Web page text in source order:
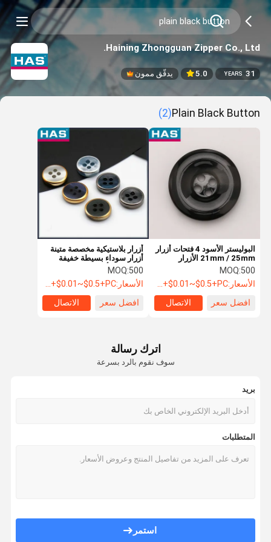
Haining Zhongguan Zipper Co., Ltd.
31
YEARS
5.0 يدقّق ممون
Plain Black Button
(2)
أزرار بلاستيكية مخصصة متينة
أزرار سوداء بسيطة خفيفة
الحساسية أحجام مختلفة
MOQ:500
الأسعار:USD+$0.01~$0.5+PC
افضل سعر
الاتصال
البوليستر الأسود 4 فتحات أزرار
21mm / 25mm الأزرار
الزخرفية للحرف
MOQ:500
الأسعار:USD+$0.01~$0.5+PC
افضل سعر
الاتصال
اترك رسالة
سوف نقوم بالرد بسرعة
بريد
المتطلبات
استمر